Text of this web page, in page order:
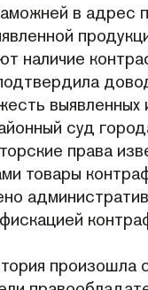
в адрес
наличие
суд
права
товары
произошла